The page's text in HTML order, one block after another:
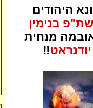
היהודים
בנימין
מנחית
!!